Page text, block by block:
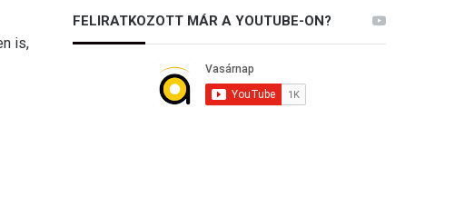
is,
FELIRATKOZOTT MÁR A YOUTUBE-ON?